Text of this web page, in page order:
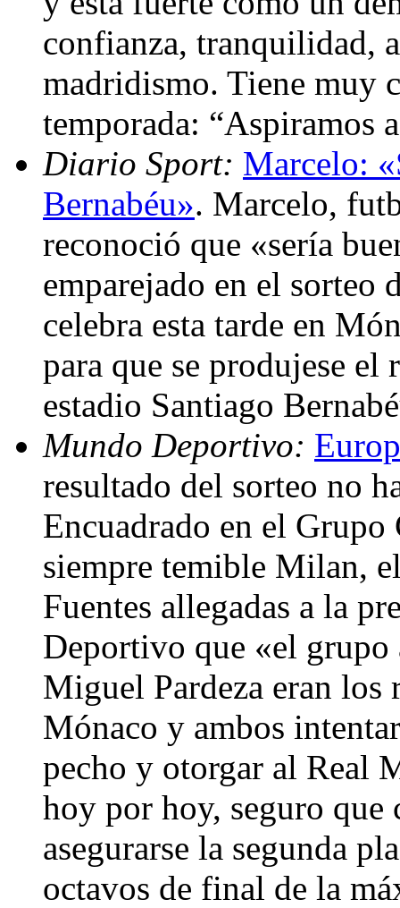
confianza, tranquilidad,
madridismo. Tiene muy
temporada: “Aspiramos
Diario Sport: Marcelo:
Bernabéu». Marcelo,
reconoció que «sería
emparejado en el sorteo
celebra esta tarde en
para que se produjese el
estadio Santiago
Mundo Deportivo:
resultado del sorteo no
Encuadrado en el Grupo
siempre temible Milan,
Fuentes allegadas a la
Deportivo que «el
Miguel Pardeza eran los
Mónaco y ambos
pecho y otorgar al Real
hoy por hoy, seguro
asegurarse la segunda
octavos de final de la